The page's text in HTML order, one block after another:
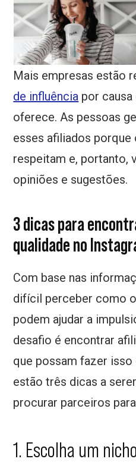
Mais empresas estão
de influência por
oferece. As pessoas
esses afiliados porque
respeitam e, portanto,
opiniões e sugestões.
3 dicas para
qualidade no
Com base nas
difícil perceber como
podem ajudar a
desafio é encontrar
que possam fazer
estão três dicas a
procurar parceiros
1. Escolha um